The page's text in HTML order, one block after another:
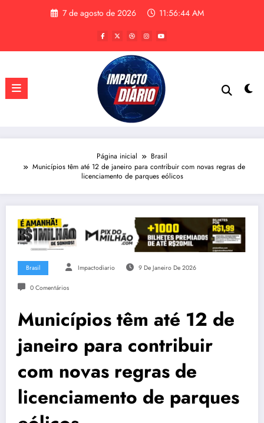
7 de agosto de 2026 11:56:45 AM
Página inicial
Brasil
Municípios têm até 12 de janeiro para contribuir com novas regras de
licenciamento de parques eólicos
Brasil Impactodiario 9 De Janeiro De 2026
0 Comentários
Municípios têm até 12 de
janeiro para contribuir
com novas regras de
licenciamento de parques